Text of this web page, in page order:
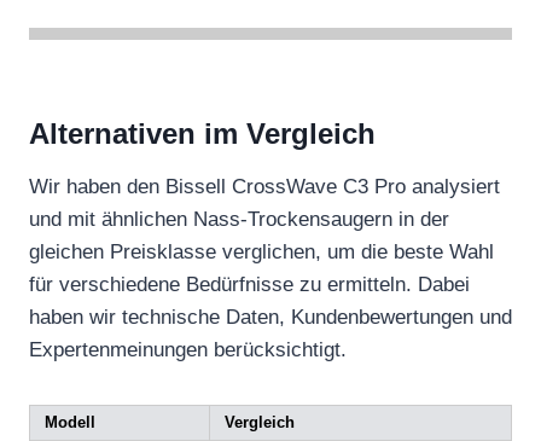
Alternativen im Vergleich
Wir haben den Bissell CrossWave C3 Pro analysiert
und mit ähnlichen Nass-Trockensaugern in der
gleichen Preisklasse verglichen, um die beste Wahl
für verschiedene Bedürfnisse zu ermitteln. Dabei
haben wir technische Daten, Kundenbewertungen und
Expertenmeinungen berücksichtigt.
Modell Vergleich